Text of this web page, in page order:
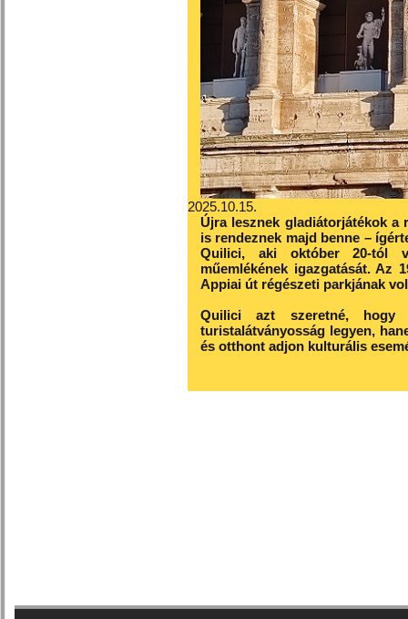
2025.10.15.
Újra lesznek gladiátorjátékok a
is rendeznek majd benne –
Quilici, aki október 20-tól
műemlékének igazgatását. Az
Appiai út régészeti parkjának
Quilici azt szeretné,
turistalátványosság legyen,
és otthont adjon kulturális